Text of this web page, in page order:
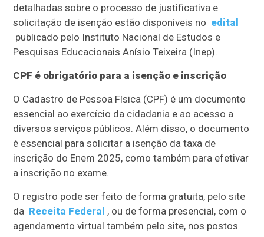
detalhadas sobre o processo de justificativa e
solicitação de isenção estão disponíveis no edital
publicado pelo Instituto Nacional de Estudos e
Pesquisas Educacionais Anísio Teixeira (Inep).
CPF é obrigatório para a isenção e inscrição
O Cadastro de Pessoa Física (CPF) é um documento
essencial ao exercício da cidadania e ao acesso a
diversos serviços públicos. Além disso, o documento
é essencial para solicitar a isenção da taxa de
inscrição do Enem 2025, como também para efetivar
a inscrição no exame.
O registro pode ser feito de forma gratuita, pelo site
da Receita Federal , ou de forma presencial, com o
agendamento virtual também pelo site, nos postos